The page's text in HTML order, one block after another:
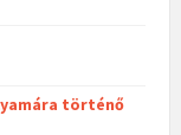
történő